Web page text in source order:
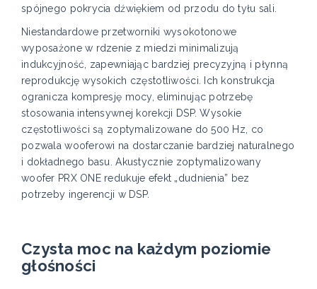
spójnego pokrycia dźwiękiem od przodu do tyłu sali.
Niestandardowe przetworniki wysokotonowe
wyposażone w rdzenie z miedzi minimalizują
indukcyjność, zapewniając bardziej precyzyjną i płynną
reprodukcję wysokich częstotliwości. Ich konstrukcja
ogranicza kompresję mocy, eliminując potrzebę
stosowania intensywnej korekcji DSP. Wysokie
częstotliwości są zoptymalizowane do 500 Hz, co
pozwala wooferowi na dostarczanie bardziej naturalnego
i dokładnego basu. Akustycznie zoptymalizowany
woofer PRX ONE redukuje efekt „dudnienia” bez
potrzeby ingerencji w DSP.
Czysta moc na każdym poziomie
głośności